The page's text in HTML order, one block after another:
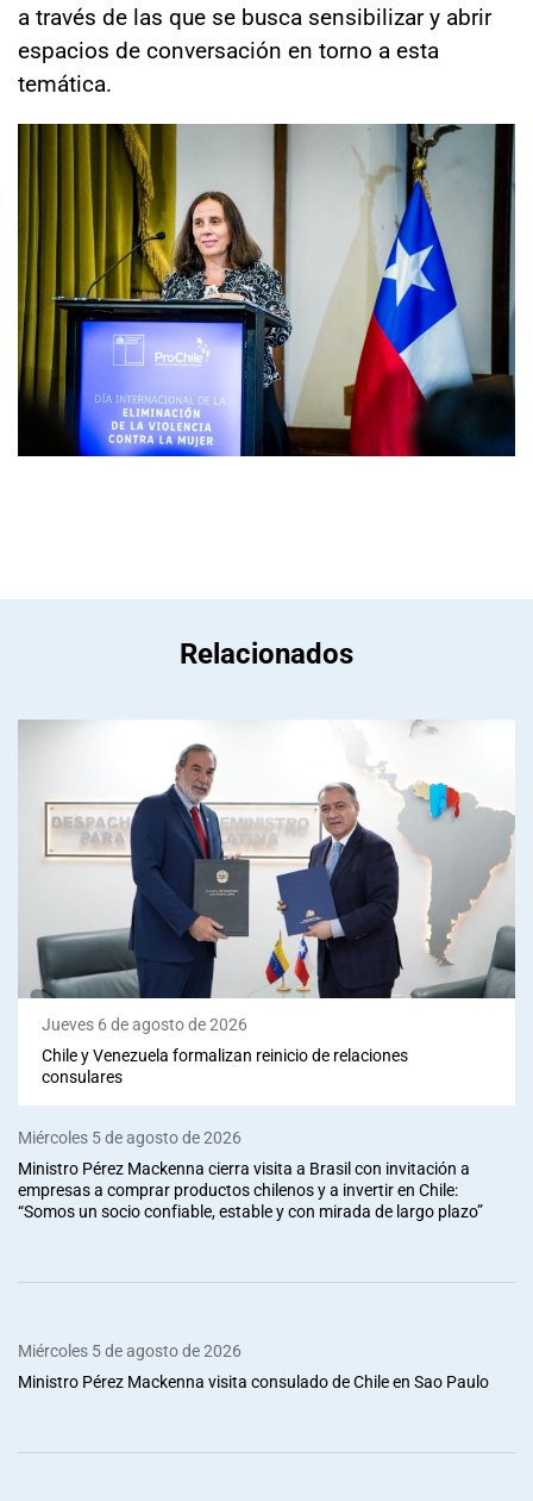
a través de las que se busca sensibilizar y abrir
espacios de conversación en torno a esta
temática.
Relacionados
Jueves 6 de agosto de 2026
Chile y Venezuela formalizan reinicio de relaciones
consulares
Miércoles 5 de agosto de 2026
Ministro Pérez Mackenna cierra visita a Brasil con invitación a
empresas a comprar productos chilenos y a invertir en Chile:
“Somos un socio confiable, estable y con mirada de largo plazo”
Miércoles 5 de agosto de 2026
Ministro Pérez Mackenna visita consulado de Chile en Sao Paulo